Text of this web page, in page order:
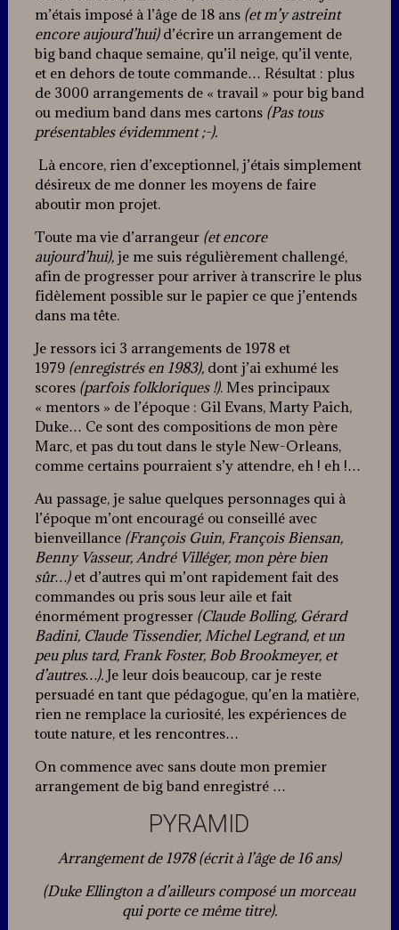
m’étais imposé à l’âge de 18 ans (et m’y astreint
encore aujourd’hui)d’écrire un arrangement de
big band chaque semaine, qu’il neige, qu’il vente,
et en dehors de toute commande… Résultat : plus
de 3000 arrangements de « travail » pour big band
ou medium band dans mes cartons (Pas tous
présentables évidemment ;-).
Là encore, rien d’exceptionnel, j’étais simplement
désireux de me donner les moyens de faire
aboutir mon projet.
Toute ma vie d’arrangeur (et encore
aujourd’hui),je me suis régulièrement challengé,
afin de progresser pour arriver à transcrire le plus
fidèlement possible sur le papier ce que j’entends
dans ma tête.
Je ressors ici 3 arrangements de 1978 et
1979 (enregistrés en 1983),dont j’ai exhumé les
scores (parfois folkloriques !). Mes principaux
« mentors » de l’époque : Gil Evans, Marty Paich,
Duke… Ce sont des compositions de mon père
Marc, et pas du tout dans le style New-Orleans,
comme certains pourraient s’y attendre, eh ! eh !…
Au passage, je salue quelques personnages qui à
l’époque m’ont encouragé ou conseillé avec
bienveillance (François Guin, François Biensan,
Benny Vasseur, André Villéger, mon père bien
sûr…) et d’autres qui m’ont rapidement fait des
commandes ou pris sous leur aile et fait
énormément progresser (Claude Bolling, Gérard
Badini, Claude Tissendier, Michel Legrand, et un
peu plus tard, Frank Foster, Bob Brookmeyer, et
d’autres…).Je leur dois beaucoup, car je reste
persuadé en tant que pédagogue, qu’en la matière,
rien ne remplace la curiosité, les expériences de
toute nature, et les rencontres…
On commence avec sans doute mon premier
arrangement de big band enregistré …
PYRAMID
Arrangement de 1978 (écrit à l’âge de 16 ans)
(Duke Ellington a d’ailleurs composé un morceau
qui porte ce même titre).